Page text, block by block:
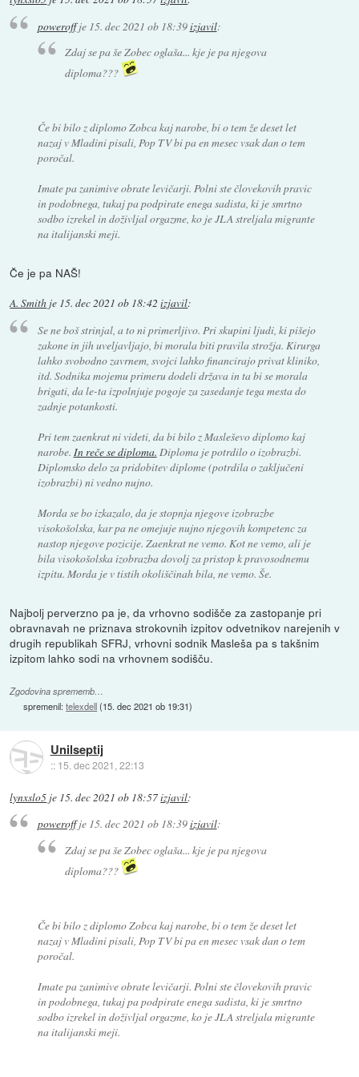
poweroffje 15. dec 2021 ob 18:39izjavil:
Zdaj se pa še Zobec oglaša... kje je pa njegova
diploma???
Če bi bilo z diplomo Zobca kaj narobe, bi o tem že deset let
nazaj v Mladini pisali, Pop TV bi pa en mesec vsak dan o tem
poročal.
Imate pa zanimive obrate levičarji. Polni ste človekovih pravic
in podobnega, tukaj pa podpirate enega sadista, ki je smrtno
sodbo izrekel in doživljal orgazme, ko je JLA streljala migrante
na italijanski meji.
Če je pa NAŠ!
A. Smith je 15. dec 2021 ob 18:42 izjavil:
Se ne boš strinjal, a to ni primerljivo. Pri skupini ljudi, ki pišejo
zakone in jih uveljavljajo, bi morala biti pravila strožja. Kirurga
lahko svobodno zavrnem, svojci lahko financirajo privat kliniko,
itd. Sodnika mojemu primeru dodeli država in ta bi se morala
brigati, da le-ta izpolnjuje pogoje za zasedanje tega mesta do
zadnje potankosti.
Pri tem zaenkrat ni videti, da bi bilo z Masleševo diplomo kaj
narobe. In reče se diploma. Diploma je potrdilo o izobrazbi.
Diplomsko delo za pridobitev diplome (potrdila o zaključeni
izobrazbi) ni vedno nujno.
Morda se bo izkazalo, da je stopnja njegove izobrazbe
visokošolska, kar pa ne omejuje nujno njegovih kompetenc za
nastop njegove pozicije. Zaenkrat ne vemo. Kot ne vemo, ali je
bila visokošolska izobrazba dovolj za pristop k pravosodnemu
izpitu. Morda je v tistih okoliščinah bila, ne vemo. Še.
Najbolj perverzno pa je, da vrhovno sodišče za zastopanje pri
obravnavah ne priznava strokovnih izpitov odvetnikov narejenih v
drugih republikah SFRJ, vrhovni sodnik Masleša pa s takšnim
izpitom lahko sodi na vrhovnem sodišču.
Zgodovina sprememb…
spremenil:telexdell(15. dec 2021 ob 19:31)
Unilseptij
:: 15. dec 2021, 22:13
lynxslo5 je 15. dec 2021 ob 18:57izjavil:
poweroffje 15. dec 2021 ob 18:39izjavil:
Zdaj se pa še Zobec oglaša... kje je pa njegova
diploma???
Če bi bilo z diplomo Zobca kaj narobe, bi o tem že deset let
nazaj v Mladini pisali, Pop TV bi pa en mesec vsak dan o tem
poročal.
Imate pa zanimive obrate levičarji. Polni ste človekovih pravic
in podobnega, tukaj pa podpirate enega sadista, ki je smrtno
sodbo izrekel in doživljal orgazme, ko je JLA streljala migrante
na italijanski meji.